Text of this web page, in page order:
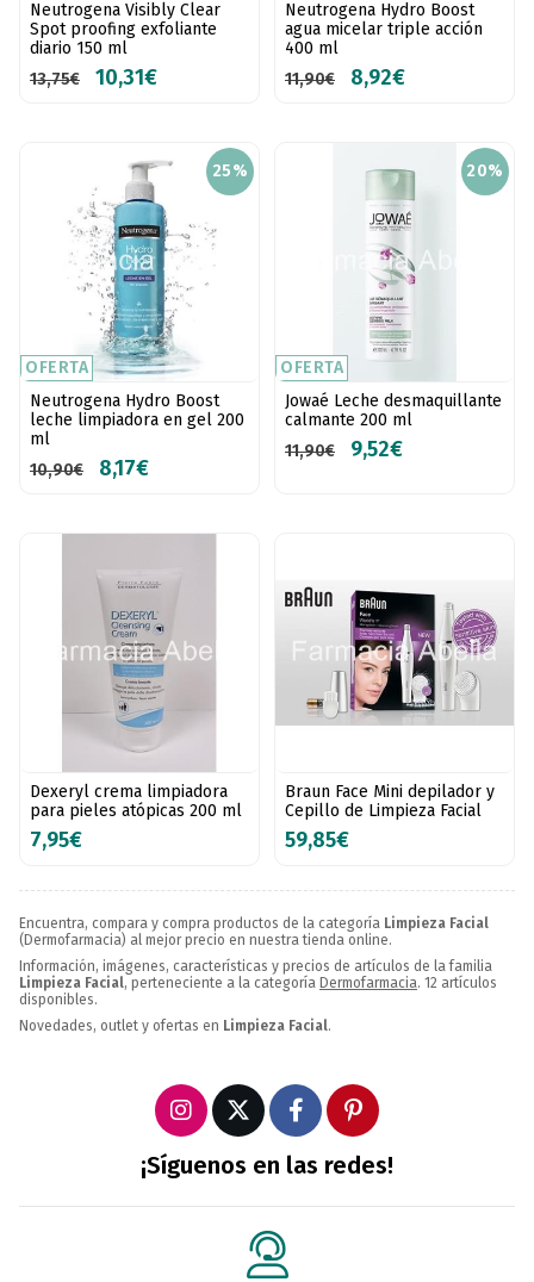
Encuentra, compara y compra productos de la categoría Limpieza Facial
(Dermofarmacia) al mejor precio en nuestra tienda online.
Información, imágenes, características y precios de artículos de la familia
Limpieza Facial, perteneciente a la categoría Dermofarmacia. 12 artículos
disponibles.
Novedades, outlet y ofertas en Limpieza Facial.
Neutrogena Visibly Clear
Spot proofing exfoliante
diario 150 ml
13,75€
10,31€
Neutrogena Hydro Boost
agua micelar triple acción
400 ml
11,90€
8,92€
25%
OFERTA
Neutrogena Hydro Boost
leche limpiadora en gel 200
ml
10,90€
8,17€
20%
OFERTA
Jowaé Leche desmaquillante
calmante 200 ml
11,90€
9,52€
Dexeryl crema limpiadora
para pieles atópicas 200 ml
7,95€
Braun Face Mini depilador y
Cepillo de Limpieza Facial
59,85€
¡Síguenos en las redes!